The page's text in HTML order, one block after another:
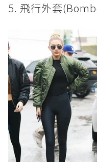
5. 飛行外套